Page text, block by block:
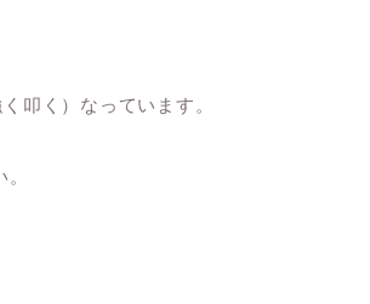
叩く）なっています。